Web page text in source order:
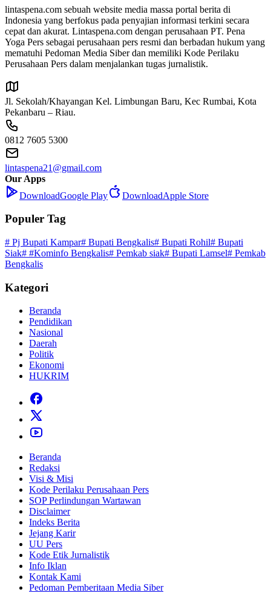
lintaspena.com sebuah website media massa portal berita di
Indonesia yang berfokus pada penyajian informasi terkini secara
cepat dan akurat. Lintaspena.com dengan perusahaan PT. Pena
Yoga Pers sebagai perusahaan pers resmi dan berbadan hukum yang
mematuhi Pedoman Media Siber dan memiliki Kode Perilaku
Perusahaan Pers dalam menjalankan tugas jurnalistik.
Jl. Sekolah/Khayangan Kel. Limbungan Baru, Kec Rumbai, Kota
Pekanbaru – Riau.
0812 7605 5300
lintaspena21@gmail.com
Our Apps
DownloadGoogle Play DownloadApple Store
Populer Tag
# Pj Bupati Kampar# Bupati Bengkalis# Bupati Rohil# Bupati
Siak# #Kominfo Bengkalis# Pemkab siak# Bupati Lamsel# Pemkab
Bengkalis
Kategori
Beranda
Pendidikan
Nasional
Daerah
Politik
Ekonomi
HUKRIM
Beranda
Redaksi
Visi & Misi
Kode Perilaku Perusahaan Pers
SOP Perlindungan Wartawan
Disclaimer
Indeks Berita
Jejang Karir
UU Pers
Kode Etik Jurnalistik
Info Iklan
Kontak Kami
Pedoman Pemberitaan Media Siber